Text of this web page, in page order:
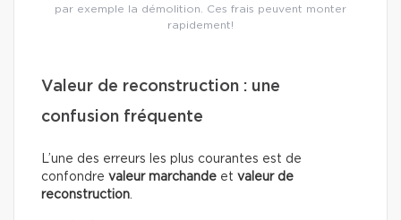
par exemple la démolition. Ces frais peuvent monter
rapidement!
Valeur de reconstruction : une
confusion fréquente
L’une des erreurs les plus courantes est de
confondre valeur marchande et valeur de
reconstruction.